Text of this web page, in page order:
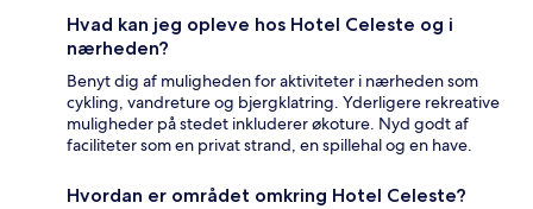
Hvad kan jeg opleve hos Hotel Celeste og i
nærheden?
Benyt dig af muligheden for aktiviteter i nærheden som
cykling, vandreture og bjergklatring. Yderligere rekreative
muligheder på stedet inkluderer økoture. Nyd godt af
faciliteter som en privat strand, en spillehal og en have.
Hvordan er området omkring Hotel Celeste?